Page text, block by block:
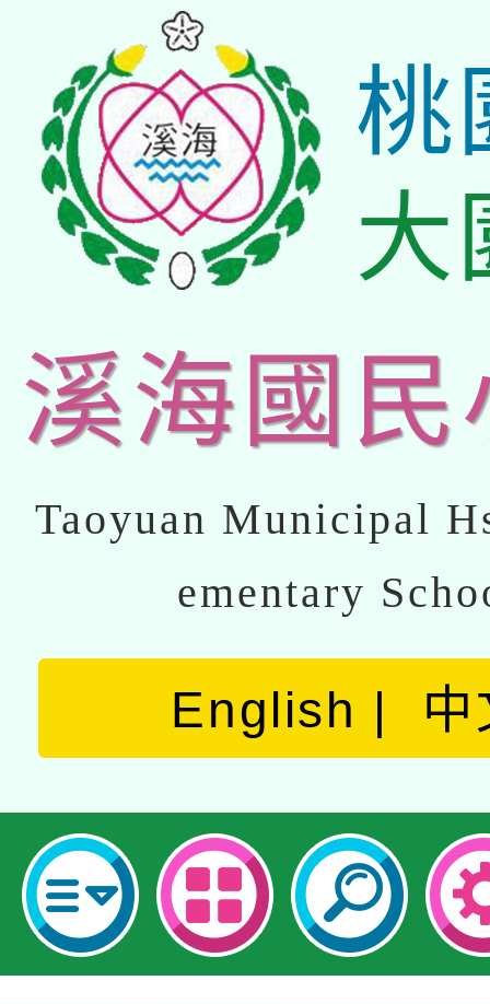
桃
大
溪海國民
Taoyuan Municipal
ementary
English 中